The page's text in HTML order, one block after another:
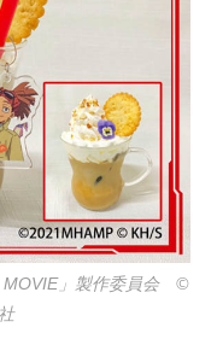
MOVIE」製作委員会 ©️